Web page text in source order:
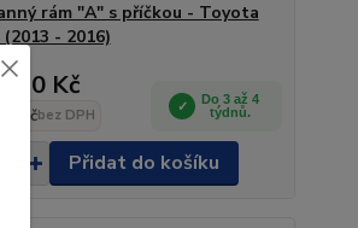
rám "A" s příčkou - Toyota
(2013 - 2016)
790 Kč
Kčbez DPH
Do 3 až 4
týdnů.
Přidat do košíku